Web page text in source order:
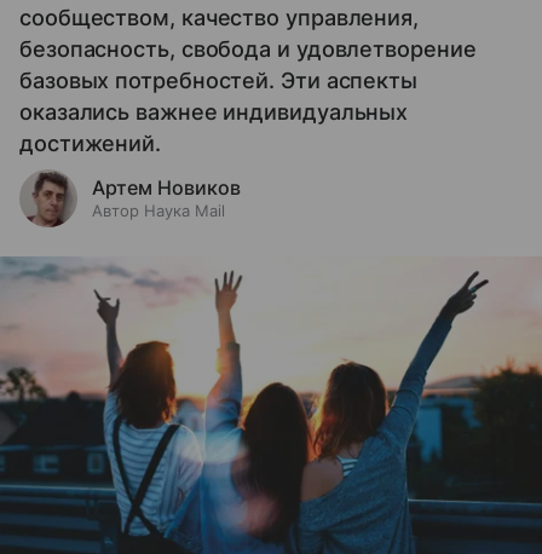
сообществом, качество управления,
безопасность, свобода и удовлетворение
базовых потребностей. Эти аспекты
оказались важнее индивидуальных
достижений.
Артем Новиков
Автор Наука Mail